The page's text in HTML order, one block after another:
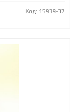
Код: 15939-37